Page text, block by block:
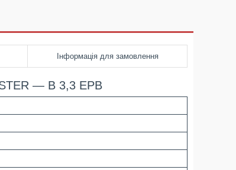
Інформація для замовлення
— B 3,3 ЕРВ